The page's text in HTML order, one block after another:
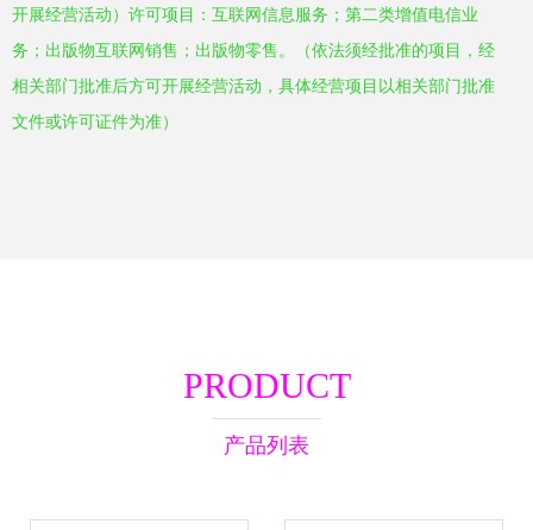
开展经营活动）许可项目：互联网信息服务；第二类增值电信业
务；出版物互联网销售；出版物零售。（依法须经批准的项目，经
相关部门批准后方可开展经营活动，具体经营项目以相关部门批准
文件或许可证件为准）
PRODUCT
产品列表